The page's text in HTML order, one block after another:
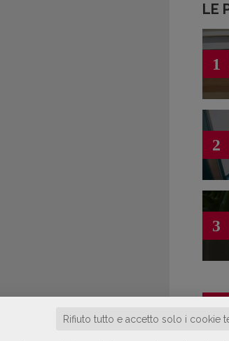
Rifiuto tutto e accetto solo i cookie
LE
1
2
3